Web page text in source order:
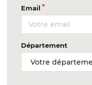
Email
Département